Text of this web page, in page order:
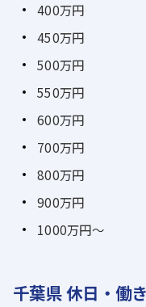
400万円
450万円
500万円
550万円
600万円
700万円
800万円
900万円
1000万円～
千葉県 休日・働